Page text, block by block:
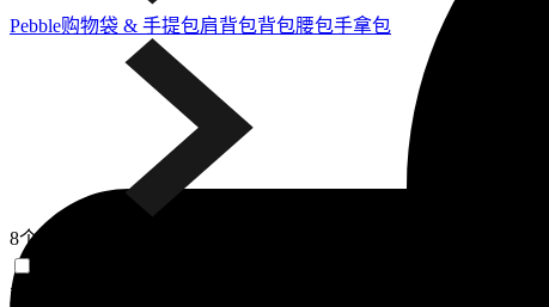
Pebble购物袋 & 手提包肩背包背包腰包手拿包
8个商品
颜色